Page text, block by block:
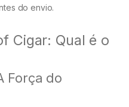
do envio.
Cigar: Qual é o
Força do